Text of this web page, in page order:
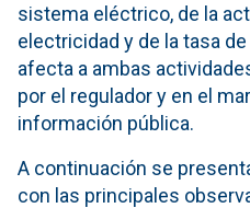
sistema eléctrico, de la
electricidad y de la tasa
afecta a ambas
por el regulador y en el
información pública.
A continuación se
con las principales